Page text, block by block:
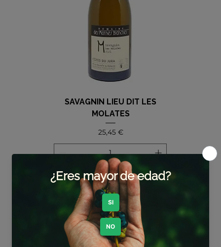
SAVAGNIN LIEU DIT LES
MOLATES
Precio
25,45 €
Agregar al carrito